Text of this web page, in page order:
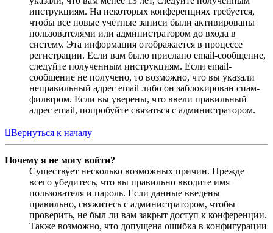
инструкциям. На некоторых конференциях требуется,
чтобы все новые учётные записи были активированы
пользователями или администратором до входа в
систему. Эта информация отображается в процессе
регистрации. Если вам было прислано email-сообщение,
следуйте полученным инструкциям. Если email-
сообщение не получено, то возможно, что вы указали
неправильный адрес email либо он заблокирован спам-
фильтром. Если вы уверены, что ввели правильный
адрес email, попробуйте связаться с администратором.
Вернуться к началу
Почему я не могу войти?
Существует несколько возможных причин. Прежде
всего убедитесь, что вы правильно вводите имя
пользователя и пароль. Если данные введены
правильно, свяжитесь с администратором, чтобы
проверить, не был ли вам закрыт доступ к конференции.
Также возможно, что допущена ошибка в конфигурации